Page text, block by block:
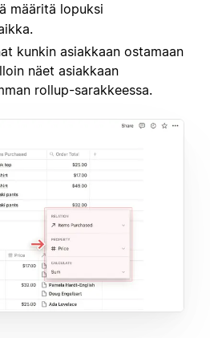
määritä lopuksi
kunkin asiakkaan ostamaan
näet asiakkaan
rollup-sarakkeessa.